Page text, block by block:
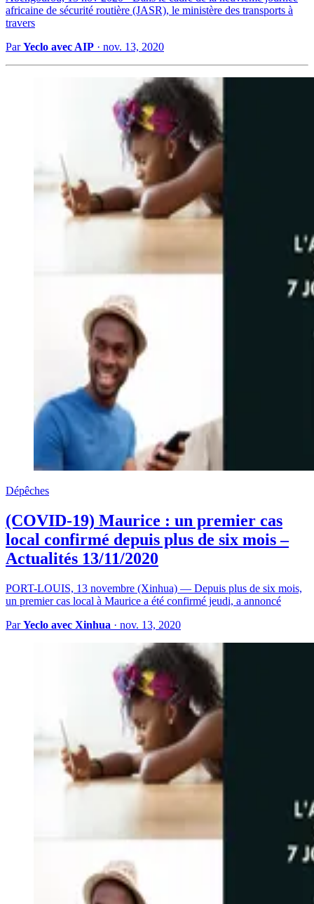
africaine de sécurité routière (JASR), le ministère des transports à
travers
ParYeclo avec AIP · nov. 13, 2020
Dépêches
(COVID-19) Maurice : un premier cas
local confirmé depuis plus de six mois –
Actualités 13/11/2020
PORT-LOUIS, 13 novembre (Xinhua) — Depuis plus de six mois,
un premier cas local à Maurice a été confirmé jeudi, a annoncé
ParYeclo avec Xinhua · nov. 13, 2020